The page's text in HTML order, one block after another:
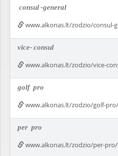
consul-general
www.alkonas.lt/zodzio/consul-
vice-consul
www.alkonas.lt/zodzio/vice-
golf pro
www.alkonas.lt/zodzio/golf-
per pro
www.alkonas.lt/zodzio/per-